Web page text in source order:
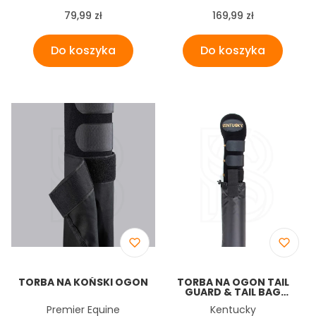
Cena
79,99 zł
Do koszyka
Cena
169,99 zł
Do koszyka
TORBA NA KOŃSKI OGON
Producent
Premier Equine
TORBA NA OGON TAIL
GUARD & TAIL BAG
Producent
Kentucky